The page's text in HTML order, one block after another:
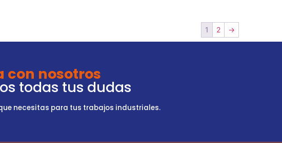
1 2 →
con nosotros
todas tus dudas
necesitas para tus trabajos industriales.